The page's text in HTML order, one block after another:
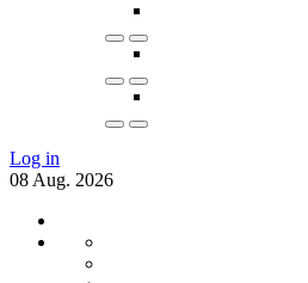
Log in
08 Aug. 2026